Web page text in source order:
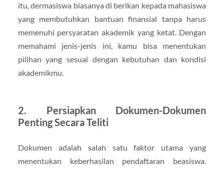
itu, dermasiswa biasanya di berikan kepada mahasiswa
yang membutuhkan bantuan finansial tanpa harus
memenuhi persyaratan akademik yang ketat. Dengan
memahami jenis-jenis ini, kamu bisa menentukan
pilihan yang sesuai dengan kebutuhan dan kondisi
akademikmu.
2. Persiapkan Dokumen-Dokumen
Penting Secara Teliti
Dokumen adalah salah satu faktor utama yang
menentukan keberhasilan pendaftaran beasiswa.